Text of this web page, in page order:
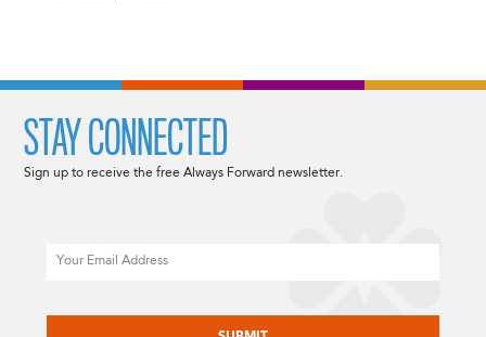
STAY CONNECTED
Sign up to receive the free Always Forward newsletter.